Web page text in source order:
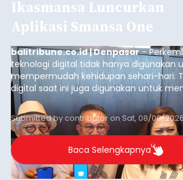
Ikasmansa Luncurkan
Aplikasi Smansa One
balitribune.co.id | Denpasar-
teknologi digital tidak hanya digunakan
mempermudah kehidupan sehari-hari.
digital saat ini juga digunakan untuk
dan mengelola data base alumni dari
sekolah, salah satunya adalah alumni
Denpasar.
Submitted bycontributoronSat, 08/08/
Baca Selengkapnya